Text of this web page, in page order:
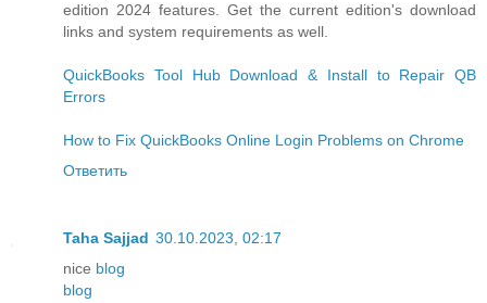
edition 2024 features. Get the current edition's download
links and system requirements as well.
QuickBooks Tool Hub Download & Install to Repair QB
Errors
How to Fix QuickBooks Online Login Problems on Chrome
Ответить
Taha Sajjad 30.10.2023, 02:17
nice blog
blog